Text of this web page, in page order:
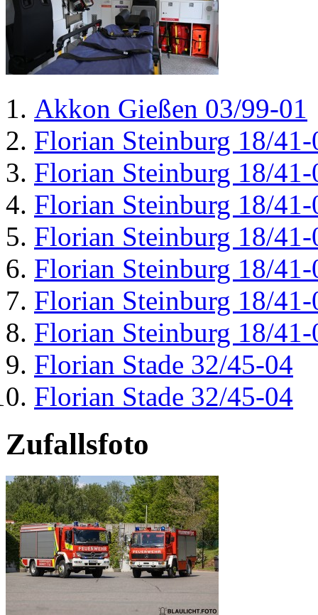
Akkon Gießen 03/99-01
Florian Steinburg 18/41-
Florian Steinburg 18/41-
Florian Steinburg 18/41-
Florian Steinburg 18/41-
Florian Steinburg 18/41-
Florian Steinburg 18/41-
Florian Steinburg 18/41-
Florian Stade 32/45-04
Florian Stade 32/45-04
Zufallsfoto